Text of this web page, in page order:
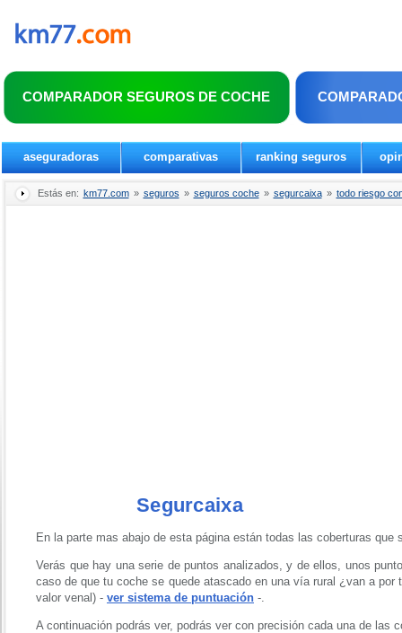
COMPARADOR SEGUROS DE COCHE
aseguradoras comparativas ranking seguros
Estás en: km77.com » seguros » seguros coche » segurcaixa » todo riesgo
Segurcaixa
En la parte mas abajo de esta página están todas las coberturas
Verás que hay una serie de puntos analizados, y de ellos, unos
caso de que tu coche se quede atascado en una vía rural ¿van a
valor venal) - ver sistema de puntuación -.
A continuación podrás ver, podrás ver con precisión cada una de